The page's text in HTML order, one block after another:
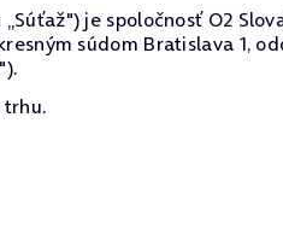
je spoločnosť O2
súdom Bratislava 1,